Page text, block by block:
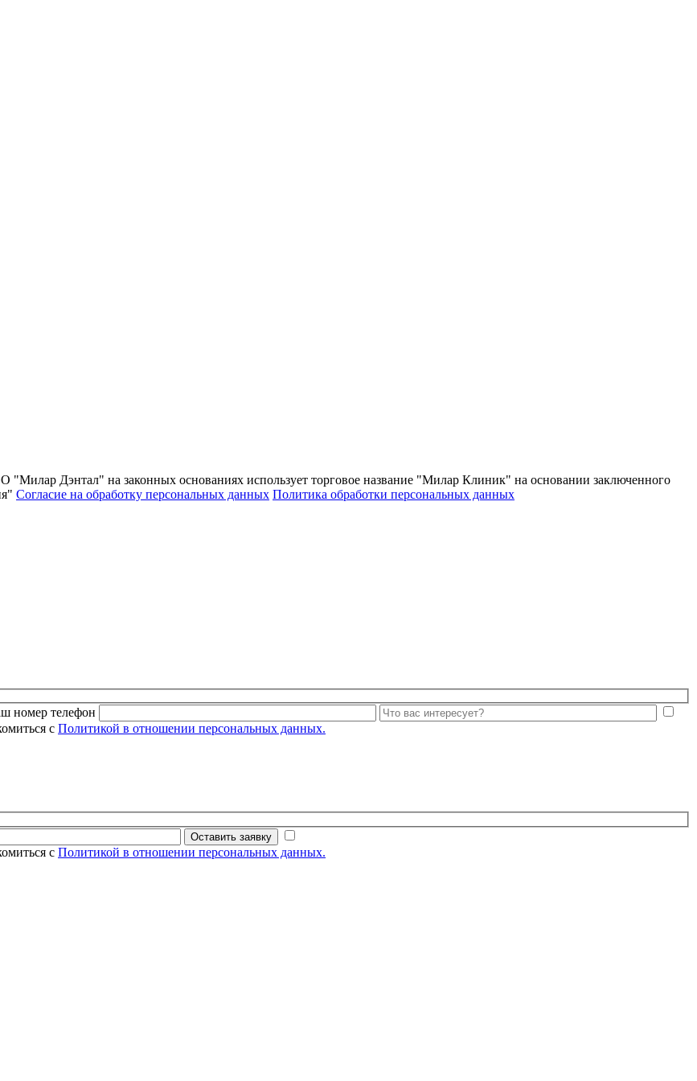
"Милар Дэнтал" на законных основаниях использует торговое название "Милар Клиник" на основании заключенного
Согласие на обработку персональных данных Политика обработки персональных данных
номер телефон
с Политикой в отношении персональных данных.
Оставить заявку
с Политикой в отношении персональных данных.